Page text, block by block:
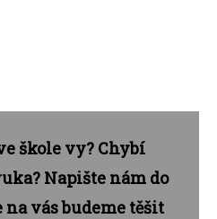
škole vy? Chybí
Napište nám do
vás budeme těšit